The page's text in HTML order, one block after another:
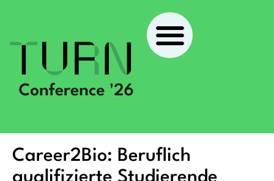
Career2Bio: Beruflich
qualifizierte Studierende